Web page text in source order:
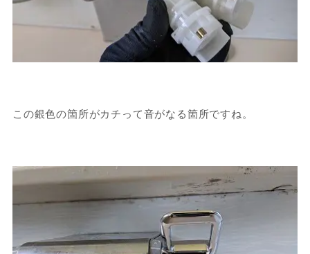
この銀色の箇所がカチって音がなる箇所ですね。